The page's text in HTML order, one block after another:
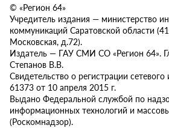
© «Регион 64»
Учредитель издания — министерство
коммуникаций Саратовской области
Московская, д.72).
Издатель — ГАУ СМИ СО «Регион 64».
Степанов В.В.
Свидетельство о регистрации
61373 от 10 апреля 2015 г.
Выдано Федеральной службой по
информационных технологий и
(Роскомнадзор).